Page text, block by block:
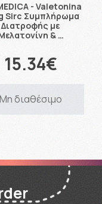
- Valetonina
Sirc Συμπλήρωμα
Διατροφής με
& …
15.34€
Μη διαθέσιμο